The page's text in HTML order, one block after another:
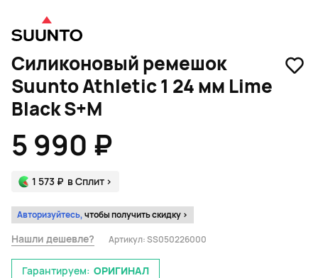
Силиконовый ремешок
Suunto Athletic 1 24 мм Lime
Black S+M
5 990 ₽
1 573 ₽ в Сплит >
Авторизуйтесь,чтобы получить скидку >
Нашли дешевле? Артикул:SS050226000
Гарантируем: ОРИГИНАЛ